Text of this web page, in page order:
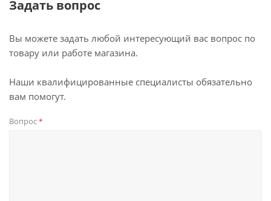
Задать вопрос
Вы можете задать любой интересующий вас вопрос по
товару или работе магазина.
Наши квалифицированные специалисты обязательно
вам помогут.
Вопрос*